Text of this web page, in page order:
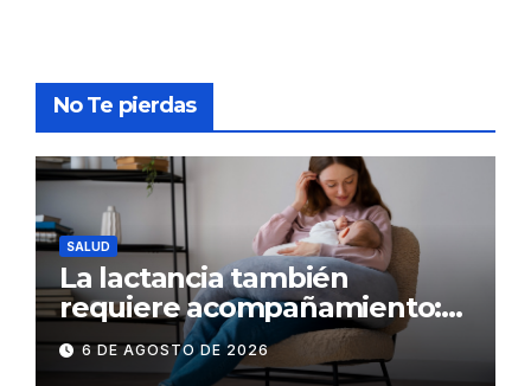
No Te pierdas
SALUD
La lactancia también
requiere acompañamiento:
el respaldo que necesitan la
madre y el bebé
6 DE AGOSTO DE 2026